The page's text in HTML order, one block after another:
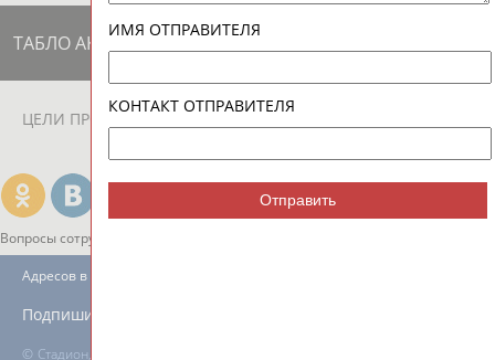
ТАБЛО АКТИВНОСТИ
ЦЕЛИ ПРОЕКТА КОНТАКТЫ НАШИ КНОПКИ
Вопросы сотрудничества и совместной деятельности
© Стадион, 1998-2026
Адресов в новостной рассылке: 996
Подпишись
ИМЯ ОТПРАВИТЕЛЯ
КОНТАКТ ОТПРАВИТЕЛЯ
Отправить